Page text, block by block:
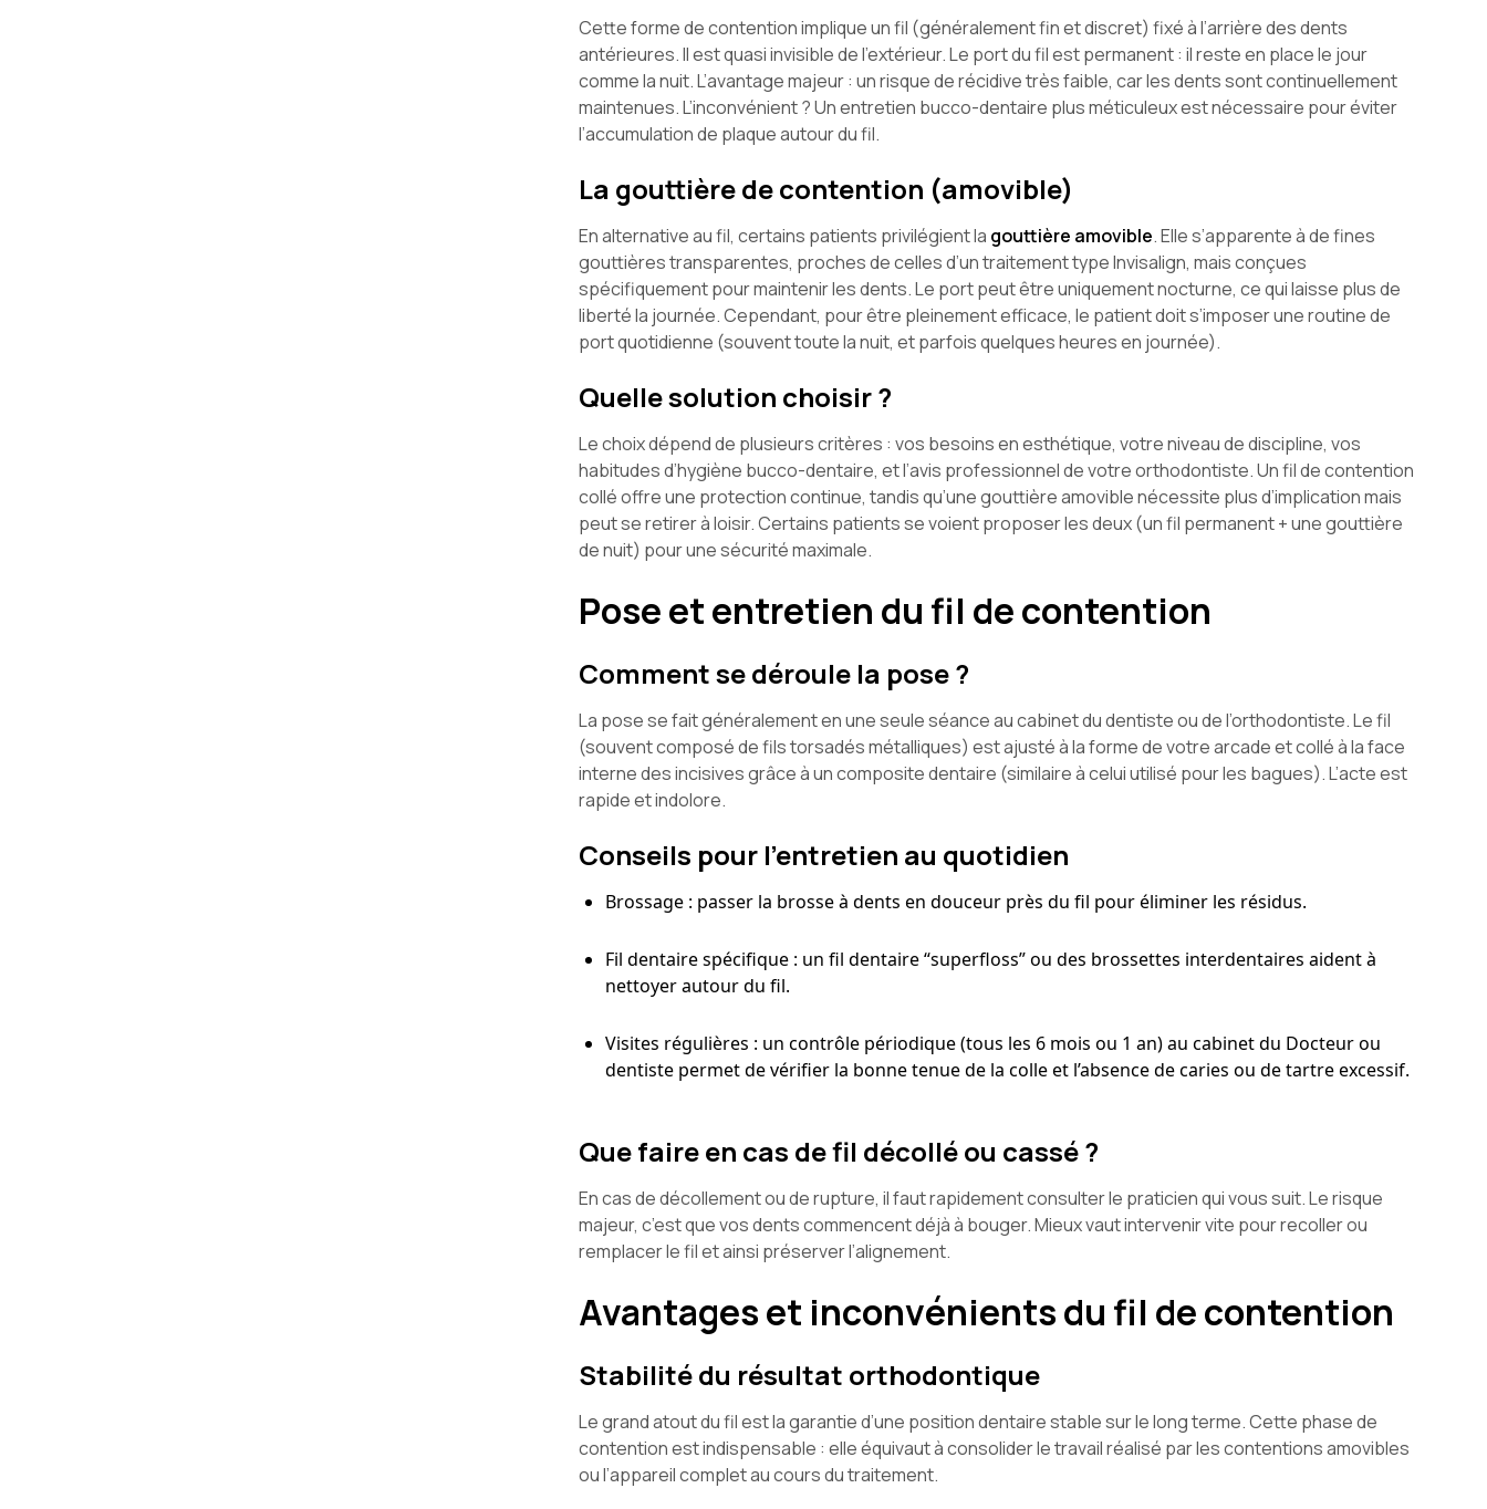
Cette forme de contention implique un fil (généralement fin et discret) fixé à l’arrière des dents
antérieures. Il est quasi invisible de l’extérieur. Le port du fil est permanent : il reste en place le jour
comme la nuit. L’avantage majeur : un risque de récidive très faible, car les dents sont continuellement
maintenues. L’inconvénient ? Un entretien bucco-dentaire plus méticuleux est nécessaire pour éviter
l’accumulation de plaque autour du fil.
La gouttière de contention (amovible)
En alternative au fil, certains patients privilégient la gouttière amovible. Elle s’apparente à de fines
gouttières transparentes, proches de celles d’un traitement type Invisalign, mais conçues
spécifiquement pour maintenir les dents. Le port peut être uniquement nocturne, ce qui laisse plus de
liberté la journée. Cependant, pour être pleinement efficace, le patient doit s’imposer une routine de
port quotidienne (souvent toute la nuit, et parfois quelques heures en journée).
Quelle solution choisir ?
Le choix dépend de plusieurs critères : vos besoins en esthétique, votre niveau de discipline, vos
habitudes d’hygiène bucco-dentaire, et l’avis professionnel de votre orthodontiste. Un fil de contention
collé offre une protection continue, tandis qu’une gouttière amovible nécessite plus d’implication mais
peut se retirer à loisir. Certains patients se voient proposer les deux (un fil permanent + une gouttière
de nuit) pour une sécurité maximale.
Pose et entretien du fil de contention
Comment se déroule la pose ?
La pose se fait généralement en une seule séance au cabinet du dentiste ou de l’orthodontiste. Le fil
(souvent composé de fils torsadés métalliques) est ajusté à la forme de votre arcade et collé à la face
interne des incisives grâce à un composite dentaire (similaire à celui utilisé pour les bagues). L’acte est
rapide et indolore.
Conseils pour l’entretien au quotidien
Brossage : passer la brosse à dents en douceur près du fil pour éliminer les résidus.
Fil dentaire spécifique : un fil dentaire “superfloss” ou des brossettes interdentaires aident à
nettoyer autour du fil.
Visites régulières : un contrôle périodique (tous les 6 mois ou 1 an) au cabinet du Docteur ou
dentiste permet de vérifier la bonne tenue de la colle et l’absence de caries ou de tartre excessif.
Que faire en cas de fil décollé ou cassé ?
En cas de décollement ou de rupture, il faut rapidement consulter le praticien qui vous suit. Le risque
majeur, c’est que vos dents commencent déjà à bouger. Mieux vaut intervenir vite pour recoller ou
remplacer le fil et ainsi préserver l’alignement.
Avantages et inconvénients du fil de contention
Stabilité du résultat orthodontique
Le grand atout du fil est la garantie d’une position dentaire stable sur le long terme. Cette phase de
contention est indispensable : elle équivaut à consolider le travail réalisé par les contentions amovibles
ou l’appareil complet au cours du traitement.